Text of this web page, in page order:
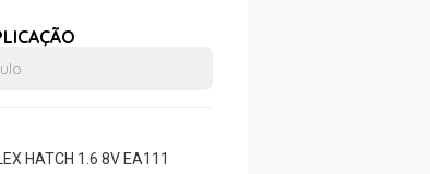
HATCH 1.6 8V EA111